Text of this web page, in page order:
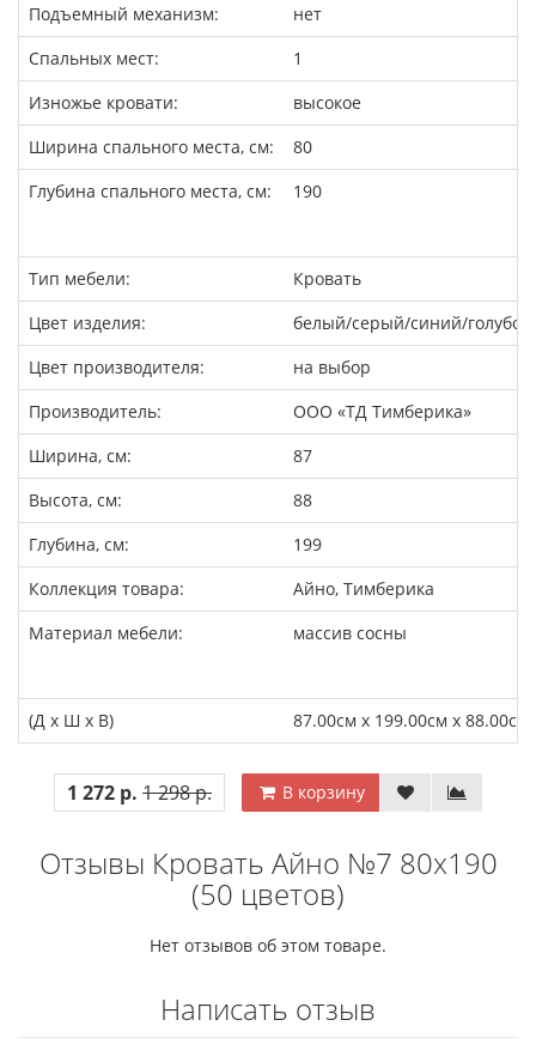
Подъемный механизм:
нет
Спальных мест:
1
Изножье кровати:
высокое
Ширина спального места, см:
80
Глубина спального места, см:
190
Тип мебели:
Кровать
Цвет изделия:
белый/серый/синий/
Цвет производителя:
на выбор
Производитель:
ООО «ТД Тимберика»
Ширина, см:
87
Высота, см:
88
Глубина, см:
199
Коллекция товара:
Айно, Тимберика
Материал мебели:
массив сосны
(Д x Ш x В) 87.00см x 199.00см x 88.00см
1 272 р. 1 298 р. В корзину
Отзывы Кровать Айно №7 80х190
(50 цветов)
Нет отзывов об этом товаре.
Написать отзыв